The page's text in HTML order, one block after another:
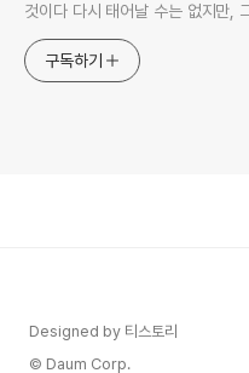
것이다 다시 태어날 수는 없지만,
구독하기
Designed by 티스토리
© Daum Corp.